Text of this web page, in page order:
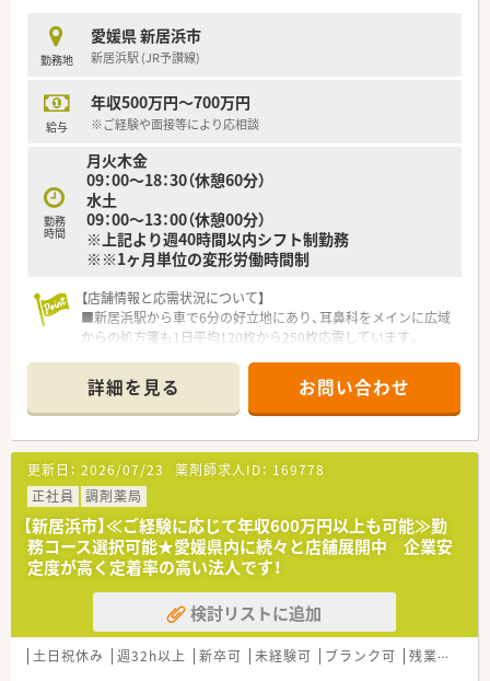
＜法人特徴＞
■新居浜市内にて2店舗展開されている地元企業です。
■転居を伴う異動もなく、環境を変えずに長くご勤務頂けます。
少数精鋭の企業でありながら、風通しよく皆様お仕事されてい
ます。
＜こんな方にもオススメ＞
■店舗異動のない法人をご希望の方
■外来業務中心の店舗をご希望の方
等々…少しでも気になった方はお気軽にお問い合わせ下さい。
勤務地
愛媛県 新居浜市
新居浜駅 (JR予讃線)
給与
年収500万円～700万円
※ご経験や面接等により応相談
勤務
時間
月火木金
09：00～18：30（休憩60分）
水土
09：00～13：00（休憩00分）
※上記より週40時間以内シフト制勤務
※※1ヶ月単位の変形労働時間制
【店舗情報と応需状況について】
■新居浜駅から車で6分の好立地にあり、耳鼻科をメインに広域
からの処方箋も1日平均120枚から250枚応需しています。
り、季節による処方箋枚数の変動にも柔軟に対応しています。
■門前の耳鼻咽喉科クリニックの処方箋を中心に受け付けてお
り、地域の方々に信頼されるかかりつけ薬局として機能していま
す。
【募集背景と求める人物像について】
■転居に伴う欠員が発生したため募集しており、即戦力として活
躍できる調剤経験3年以上の薬剤師を求めています。
■地域に根ざした医療を提供したいという熱意を持ち、患者様一
人ひとりに寄り添った丁寧な対応ができる方を歓迎していま
す。
■現場の意見を大切にする社風のため、自ら考え積極的に提案や
改善を行い、周囲と協力して業務に取り組める方が理想的です。
【法人特徴について】
詳細を見る お問い合わせ
更新日： 2026/07/23 薬剤師求人ID： 169778
正社員
調剤薬局
【新居浜市】≪ご経験に応じて年収600万円以上も可能≫勤
務コース選択可能★愛媛県内に続々と店舗展開中 企業安
定度が高く定着率の高い法人です！
検討リストに追加
土日祝休み 週32h以上 新卒可 未経験可 ブランク可 残業なし(ほぼなし含む)